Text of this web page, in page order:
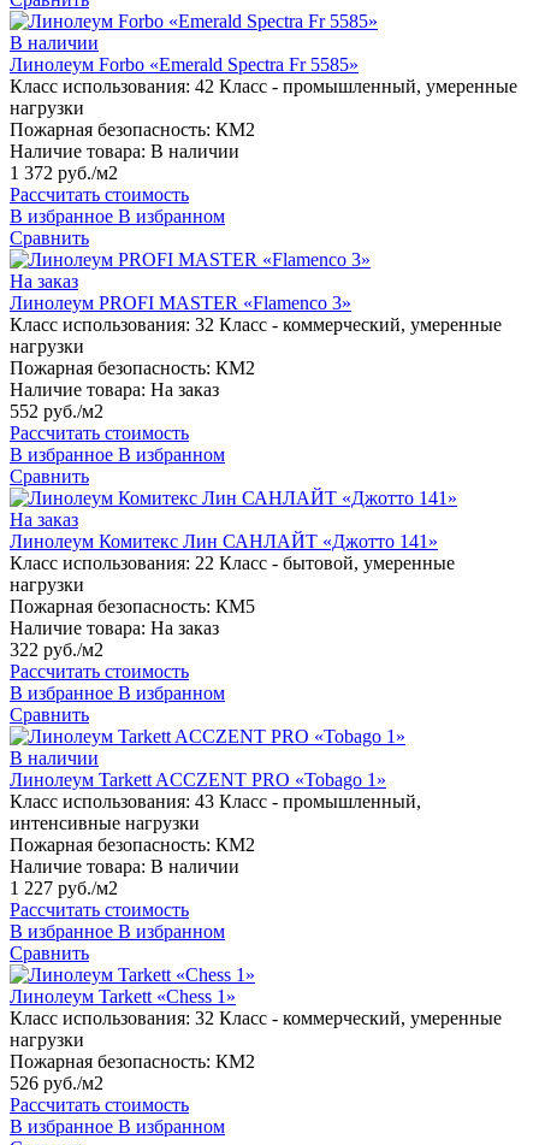
В наличии
Линолеум Forbo «Emerald Spectra Fr 5585»
Класс использования: 42 Класс - промышленный, умеренные
нагрузки
Пожарная безопасность: КМ2
Наличие товара: В наличии
1 372 руб./м2
Рассчитать стоимость
В избранное В избранном
Сравнить
На заказ
Линолеум PROFI MASTER «Flamenco 3»
Класс использования: 32 Класс - коммерческий, умеренные
нагрузки
Пожарная безопасность: КМ2
Наличие товара: На заказ
552 руб./м2
Рассчитать стоимость
В избранное В избранном
Сравнить
На заказ
Линолеум Комитекс Лин САНЛАЙТ «Джотто 141»
Класс использования: 22 Класс - бытовой, умеренные
нагрузки
Пожарная безопасность: КМ5
Наличие товара: На заказ
322 руб./м2
Рассчитать стоимость
В избранное В избранном
Сравнить
В наличии
Линолеум Tarkett ACCZENT PRO «Tobago 1»
Класс использования: 43 Класс - промышленный,
интенсивные нагрузки
Пожарная безопасность: КМ2
Наличие товара: В наличии
1 227 руб./м2
Рассчитать стоимость
В избранное В избранном
Сравнить
Линолеум Tarkett «Chess 1»
Класс использования: 32 Класс - коммерческий, умеренные
нагрузки
Пожарная безопасность: КМ2
526 руб./м2
Рассчитать стоимость
В избранное В избранном